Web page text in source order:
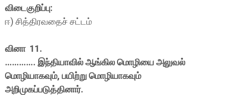
விடைகுறிப்பு:
ஈ) சித்திரவதைச் சட்டம்
வினா 11.
…………. இந்தியாவில் ஆங்கில மொழியை அலுவல்
மொழியாகவும், பயிற்று மொழியாகவும்
அறிமுகப்படுத்தினார்.